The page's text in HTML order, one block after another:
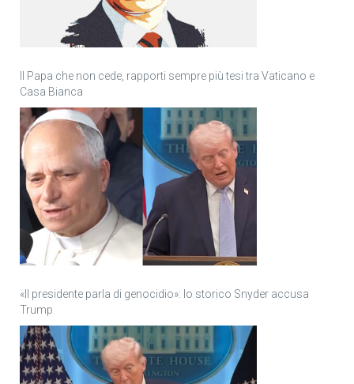
Il Papa che non cede, rapporti sempre più tesi tra Vaticano e
Casa Bianca
«Il presidente parla di genocidio»: lo storico Snyder accusa
Trump